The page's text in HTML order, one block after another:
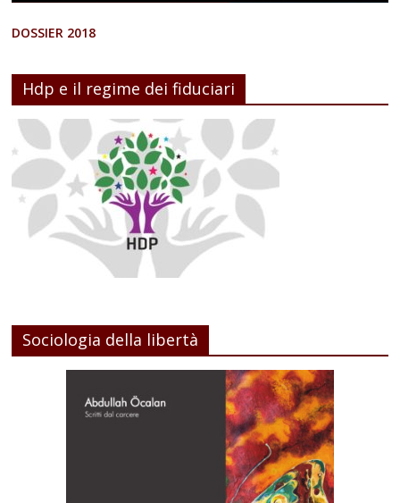
DOSSIER 2018
Hdp e il regime dei fiduciari
Sociologia della libertà